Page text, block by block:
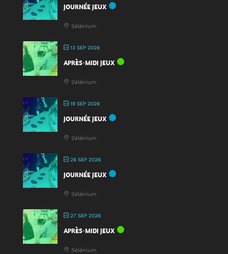
JOURNÉE JEUX
Sélénium
13 SEP 2026
APRÈS-MIDI JEUX
Sélénium
19 SEP 2026
JOURNÉE JEUX
Sélénium
26 SEP 2026
JOURNÉE JEUX
Sélénium
27 SEP 2026
APRÈS-MIDI JEUX
Sélénium